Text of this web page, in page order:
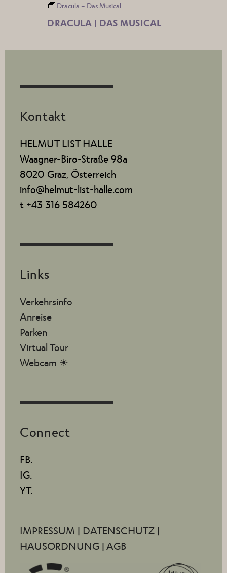
DRACULA | DAS MUSICAL
Dracula – Das Musical
Kontakt
HELMUT LIST HALLE
Waagner-Biro-Straße 98a
8020 Graz, Österreich
info@helmut-list-halle.com
t +43 316 584260
Links
Verkehrsinfo
Anreise
Parken
Virtual Tour
Webcam ☀
Connect
FB.
IG.
YT.
IMPRESSUM | DATENSCHUTZ |
HAUSORDNUNG | AGB